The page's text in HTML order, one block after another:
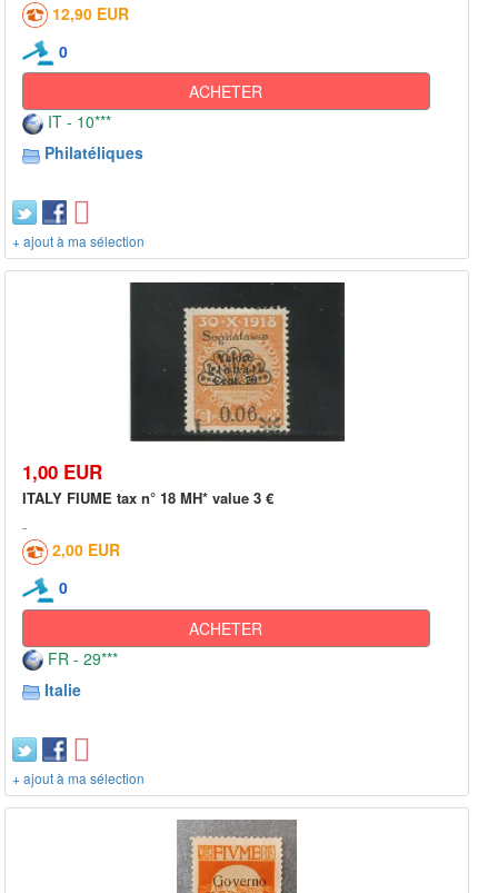
12,90 EUR
0
ACHETER
IT - 10***
Philatéliques
+ ajout à ma sélection
1,00 EUR
ITALY FIUME tax n° 18 MH* value 3 €
2,00 EUR
0
ACHETER
FR - 29***
Italie
+ ajout à ma sélection